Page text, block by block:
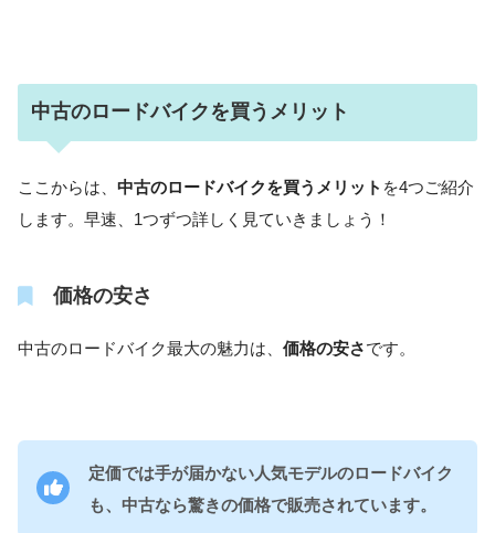
中古のロードバイクを買うメリット
ここからは、 中古のロードバイクを買うメリット を4つご紹介
します。早速、1つずつ詳しく見ていきましょう！
価格の安さ
中古のロードバイク最大の魅力は、 価格の安さです。
定価では手が届かない人気モデルのロードバイク
も、中古なら驚きの価格で販売されています。